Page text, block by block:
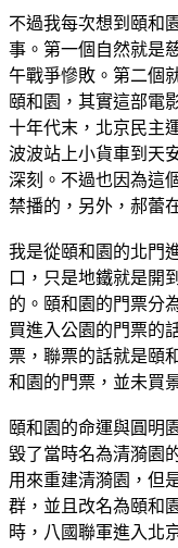
不過我每次想到頤和
事。第一個自然就是
午戰爭慘敗。第二個
頤和園，其實這部電
十年代末，北京民主
波波站上小貨車到天
深刻。不過也因為這
禁播的，另外，郝蕾
我是從頤和園的北門
口，只是地鐵就是開
的。頤和園的門票分
買進入公園的門票的
票，聯票的話就是頤
和園的門票，並未買
頤和園的命運與圓明
毀了當時名為清漪園
用來重建清漪園，但
群，並且改名為頤和
時，八國聯軍進入北